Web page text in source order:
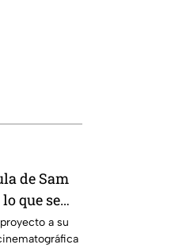
de Sam
que se
a su